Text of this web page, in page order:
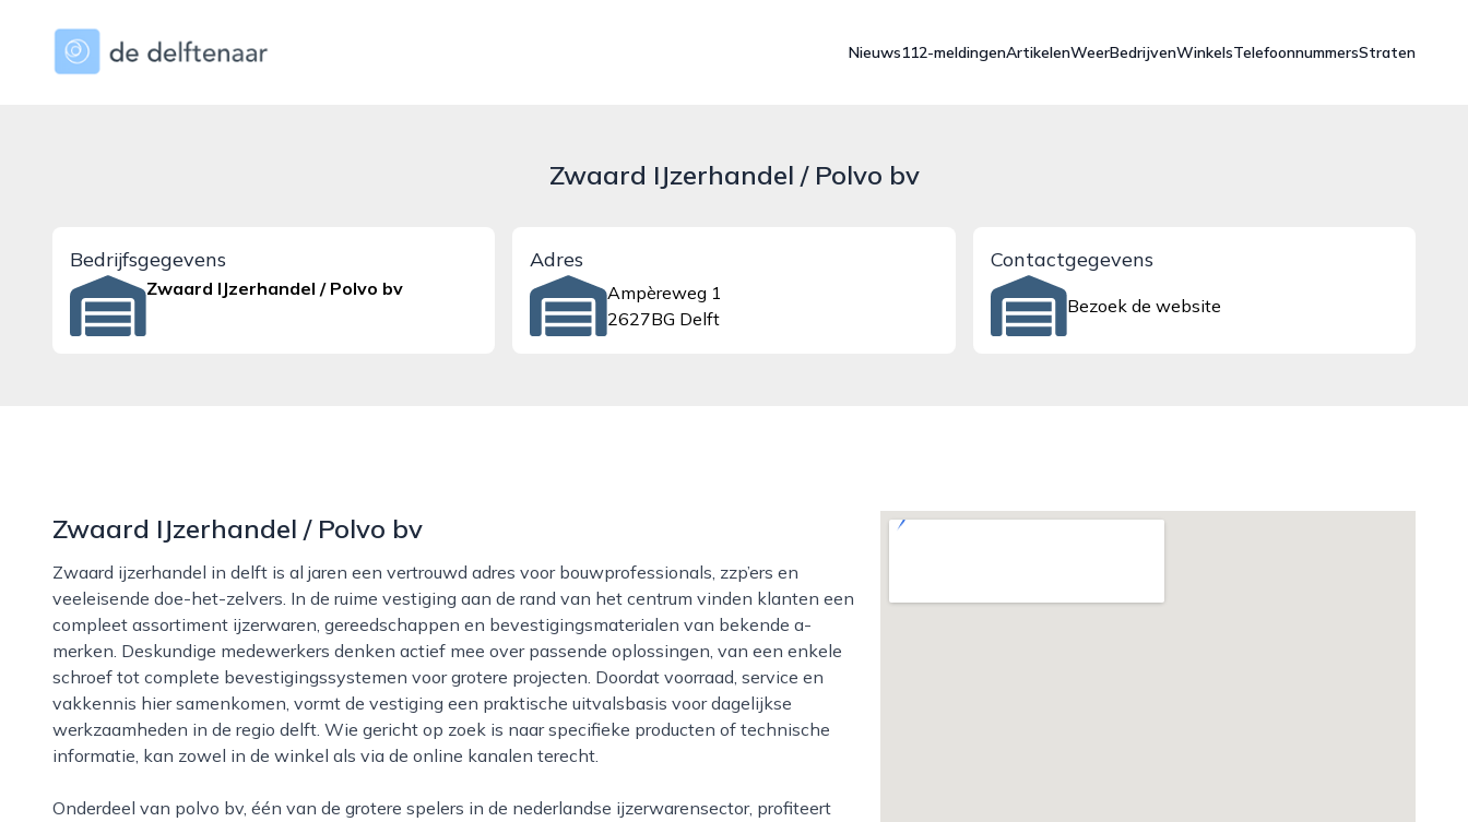
dedelftenaar.nl
Nieuws112-meldingenArtikelenWeerBedrijvenWinkelsTelefoonnummersStraten
Zwaard IJzerhandel / Polvo bv
Bedrijfsgegevens
Zwaard IJzerhandel / Polvo bv
Adres
Ampèreweg 1
2627BG Delft
Contactgegevens
Bezoek de website
Zwaard IJzerhandel / Polvo bv
Zwaard ijzerhandel in delft is al jaren een vertrouwd adres voor bouwprofessionals, zzp’ers en
veeleisende doe-het-zelvers. In de ruime vestiging aan de rand van het centrum vinden klanten een
compleet assortiment ijzerwaren, gereedschappen en bevestigingsmaterialen van bekende a-
merken. Deskundige medewerkers denken actief mee over passende oplossingen, van een enkele
schroef tot complete bevestigingssystemen voor grotere projecten. Doordat voorraad, service en
vakkennis hier samenkomen, vormt de vestiging een praktische uitvalsbasis voor dagelijkse
werkzaamheden in de regio delft. Wie gericht op zoek is naar specifieke producten of technische
informatie, kan zowel in de winkel als via de online kanalen terecht.
Onderdeel van polvo bv, één van de grotere spelers in de nederlandse ijzerwarensector, profiteert